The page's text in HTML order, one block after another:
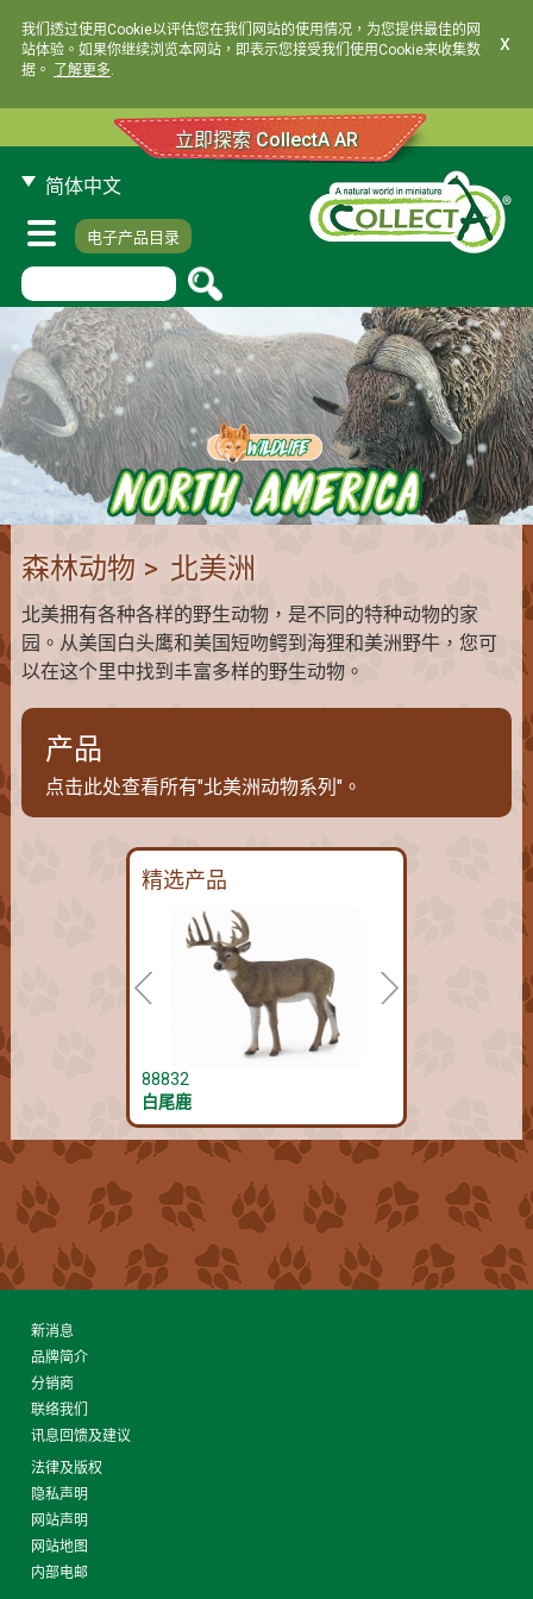
我们透过使用Cookie以评估您在我们网站的使用情况，为您提供最佳的网
站体验。如果你继续浏览本网站，即表示您接受我们使用Cookie来收集数
据。
了解更多.
x
立即探索 CollectA AR
简体中文
电子产品目录
森林动物 > 北美洲
北美拥有各种各样的野生动物，是不同的特种动物的家
园。从美国白头鹰和美国短吻鳄到海狸和美洲野牛，您可
以在这个里中找到丰富多样的野生动物。
产品
点击此处查看所有"北美洲动物系列"。
精选产品
88832
白尾鹿
新消息
品牌简介
分销商
联络我们
讯息回馈及建议
法律及版权
隐私声明
网站声明
网站地图
内部电邮